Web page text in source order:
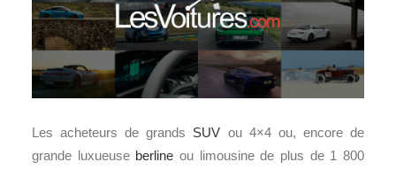
Les acheteurs de grands SUV ou 4×4 ou, encore de
grande luxueuse berline ou limousine de plus de 1 800